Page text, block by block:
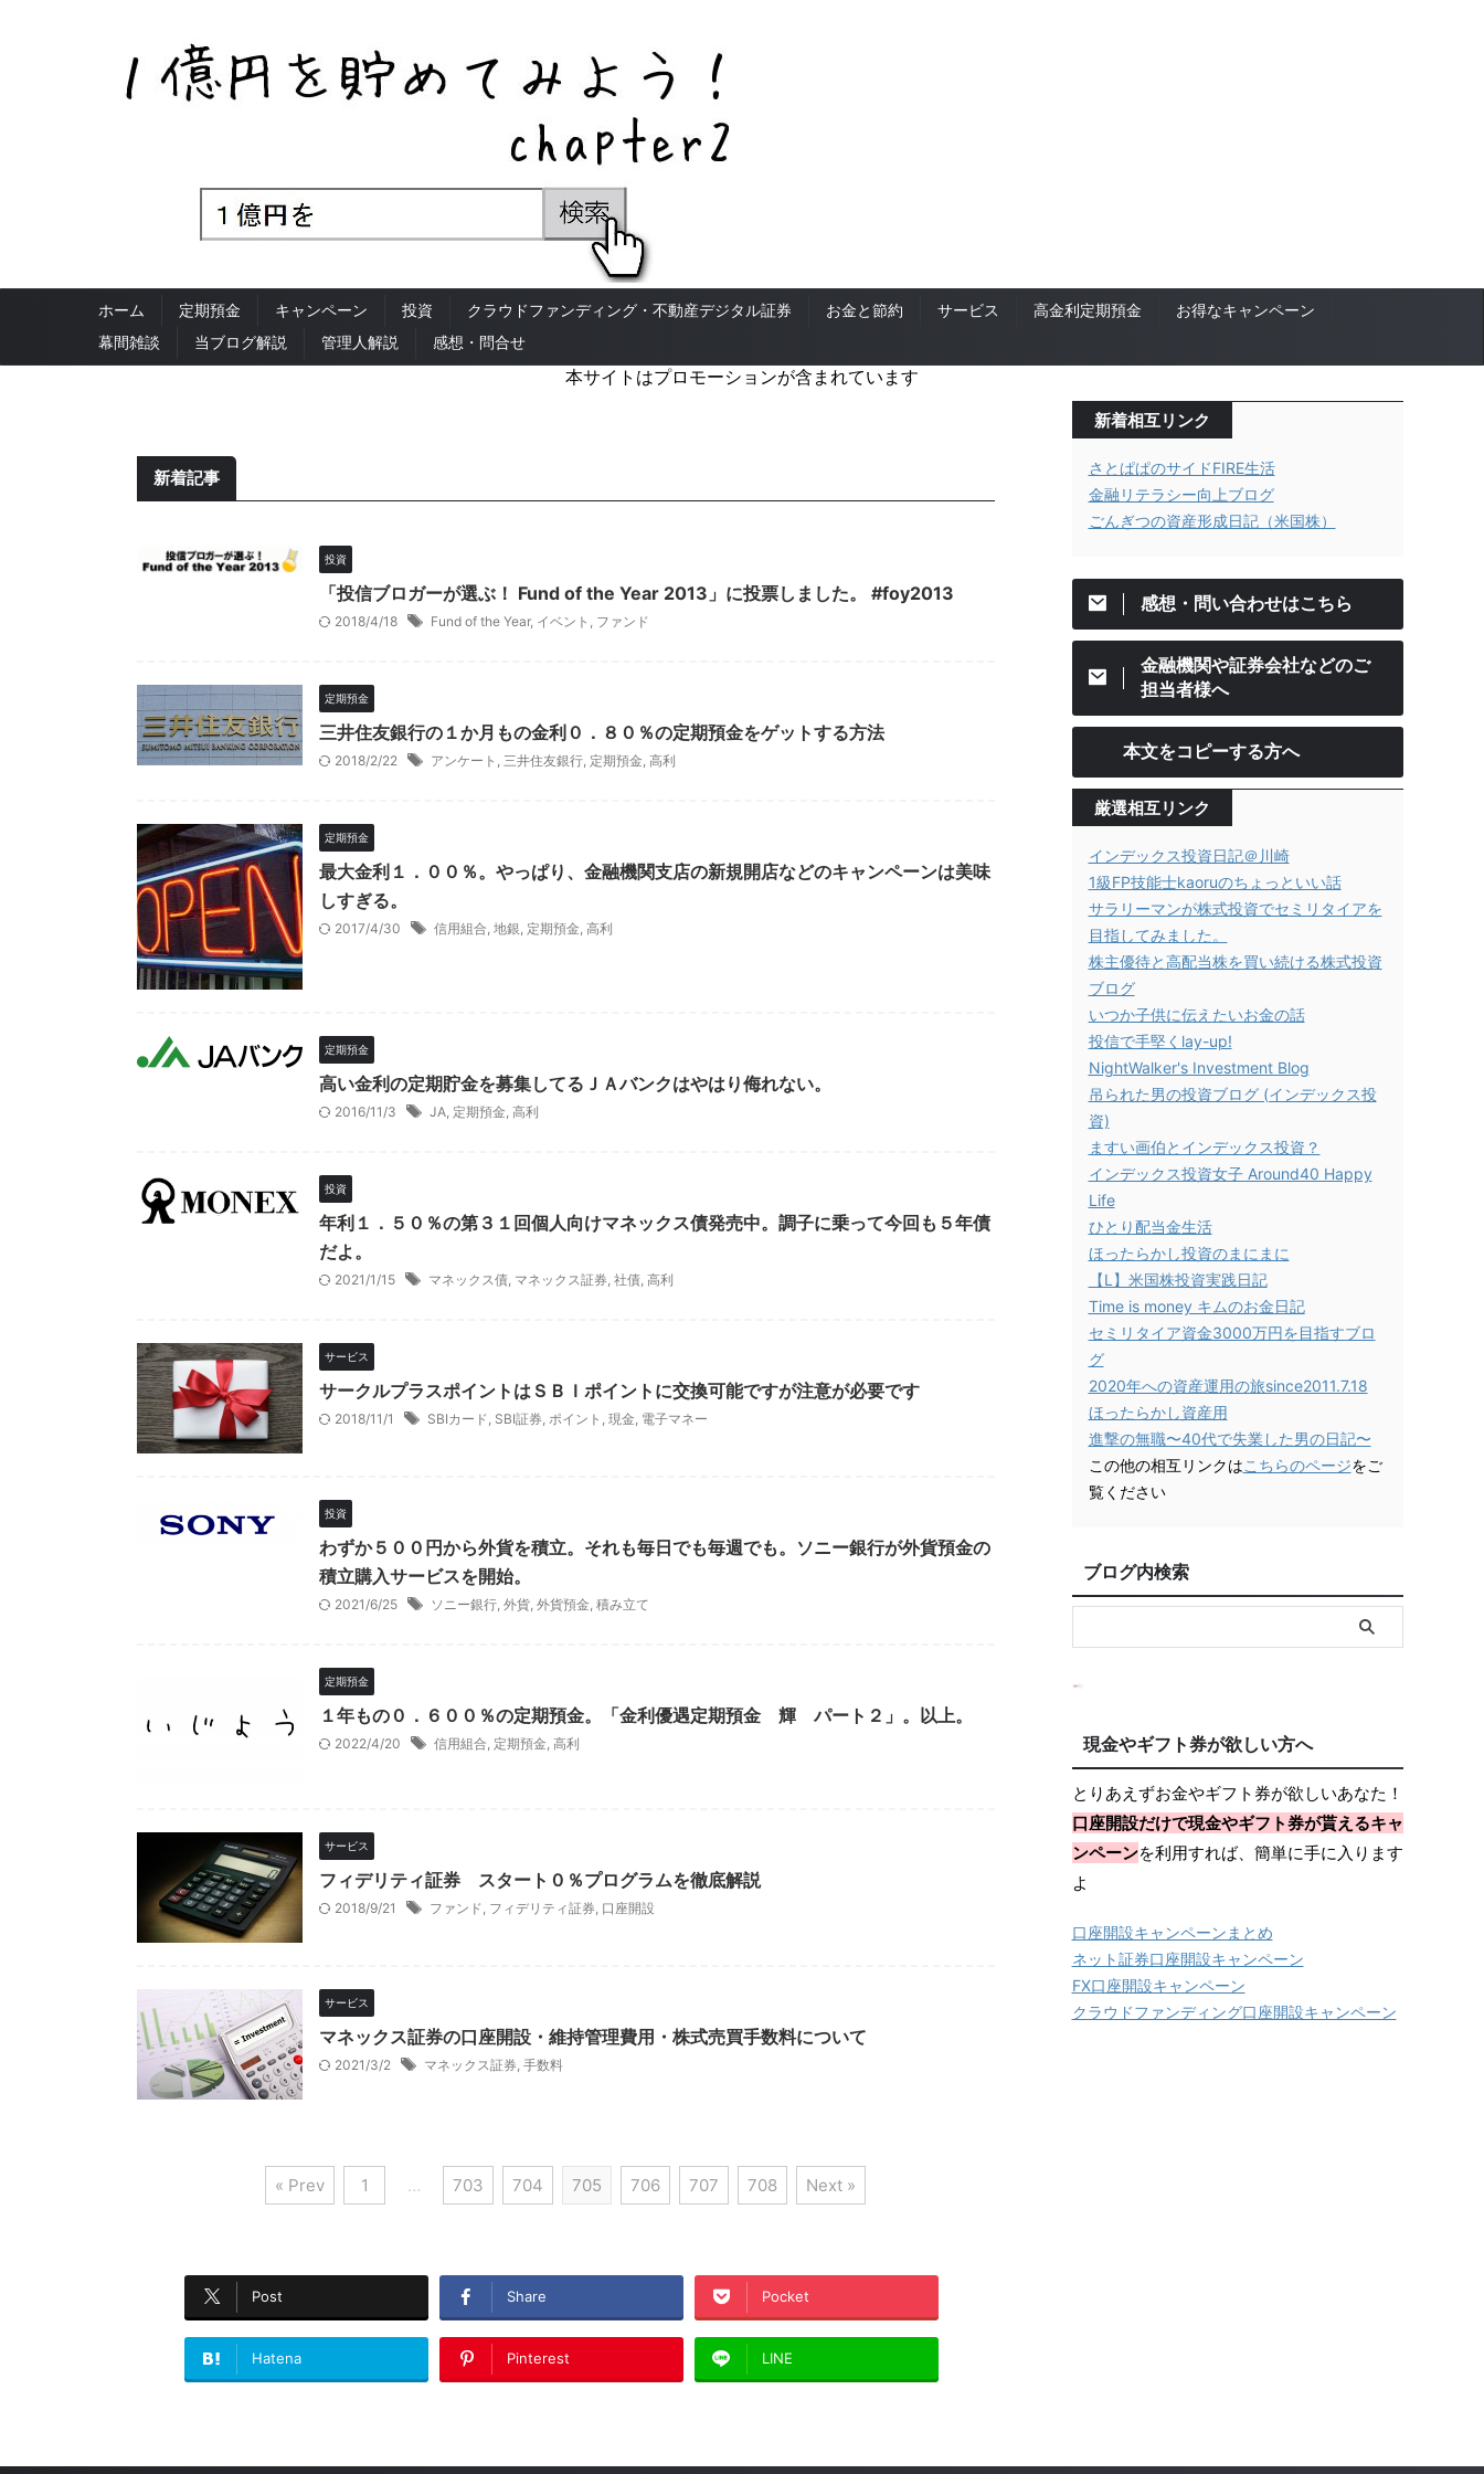
ホーム 定期預金 キャンペーン 投資 クラウドファンディング・不動産デジタル証券 お金と節約 サービス 高金利定期預金
お得なキャンペーン
幕間雑談
当ブログ解説 管理人解説 感想・問合せ
本サイトはプロモーションが含まれています
新着記事
投資
「投信ブロガーが選ぶ！ Fund of the Year 2013」に投票しました。 #foy2013
2018/4/18 Fund of the Year, イベント , ファンド
定期預金
三井住友銀行の１か月もの金利０．８０％の定期預金をゲットする方法
2018/2/22 アンケート , 三井住友銀行, 定期預金, 高利
定期預金
最大金利１．００％。やっぱり、金融機関支店の新規開店などのキャンペーンは美味
しすぎる。
2017/4/30 信用組合, 地銀, 定期預金, 高利
定期預金
高い金利の定期貯金を募集してるＪＡバンクはやはり侮れない。
2016/11/3 JA, 定期預金, 高利
投資
年利１．５０％の第３１回個人向けマネックス債発売中。調子に乗って今回も５年債
だよ。
2021/1/15 マネックス債, マネックス証券, 社債, 高利
サービス
サークルプラスポイントはＳＢＩポイントに交換可能ですが注意が必要です
2018/11/1 SBIカード, SBI証券, ポイント , 現金, 電子マネー
投資
わずか５００円から外貨を積立。それも毎日でも毎週でも。ソニー銀行が外貨預金の
積立購入サービスを開始。
2021/6/25 ソニー銀行, 外貨, 外貨預金, 積み立て
定期預金
１年もの０．６００％の定期預金。「金利優遇定期預金 輝 パート２」。以上。
2022/4/20 信用組合, 定期預金, 高利
サービス
フィデリティ証券 スタート０％プログラムを徹底解説
2018/9/21 ファンド, フィデリティ証券, 口座開設
サービス
マネックス証券の口座開設・維持管理費用・株式売買手数料について
2021/3/2 マネックス証券, 手数料
« Prev 1 … 703 704 705 706 707 708 Next »
Post Share Pocket
Hatena Pinterest LINE
新着相互リンク
さとぱぱのサイドFIRE生活
金融リテラシー向上ブログ
ごんぎつの資産形成日記（米国株）
感想・問い合わせはこちら
金融機関や証券会社などのご
担当者様へ
本文をコピーする方へ
厳選相互リンク
インデックス投資日記＠川崎
1級FP技能士kaoruのちょっといい話
サラリーマンが株式投資でセミリタイアを
目指してみました。
株主優待と高配当株を買い続ける株式投資
ブログ
いつか子供に伝えたいお金の話
投信で手堅くlay-up!
NightWalker's Investment Blog
吊られた男の投資ブログ (インデックス投
資)
ますい画伯とインデックス投資？
インデックス投資女子 Around40 Happy
Life
ひとり配当金生活
ほったらかし投資のまにまに
【L】米国株投資実践日記
Time is money キムのお金日記
セミリタイア資金3000万円を目指すブロ
グ
2020年への資産運用の旅since2011.7.18
ほったらかし資産用
進撃の無職〜40代で失業した男の日記〜
この他の相互リンクはこちらのページをご
覧ください
ブログ内検索
現金やギフト券が欲しい方へ
とりあえずお金やギフト券が欲しいあなた！
口座開設だけで現金やギフト券が貰えるキャ
ンペーンを利用すれば、簡単に手に入ります
よ
口座開設キャンペーンまとめ
ネット証券口座開設キャンペーン
FX口座開設キャンペーン
クラウドファンディング口座開設キャンペーン